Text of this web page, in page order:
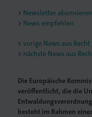
Newsletter abonnieren
News empfehlen
<vorige News aus
nächste News aus
Die Europäische
veröffentlicht, die die
besteht im Rahmen